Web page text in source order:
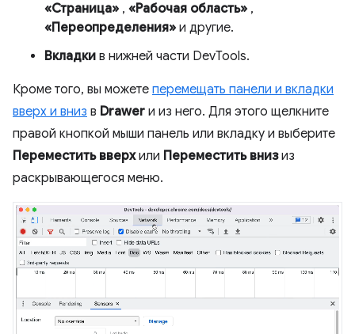
«Страница» , «Рабочая область» ,
«Переопределения» и другие.
Вкладки в нижней части DevTools.
Кроме того, вы можете перемещать панели и вкладки
вверх и вниз в Drawer и из него. Для этого щелкните
правой кнопкой мыши панель или вкладку и выберите
Переместить вверхили Переместить внизиз
раскрывающегося меню.